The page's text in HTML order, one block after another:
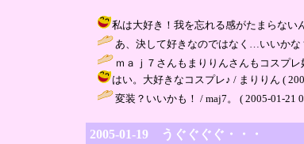
私は大好き！我を忘れる感がたまらない
あ、決して好きなのではなく…いいか
ｍａｊ７さんもまりりんさんもコスプ
はい。大好きなコスプレ♪ / まりりん (
変装？いいかも！ / maj7。 ( 2005-01-21
2005-01-19 うぐぐぐぐ・・・